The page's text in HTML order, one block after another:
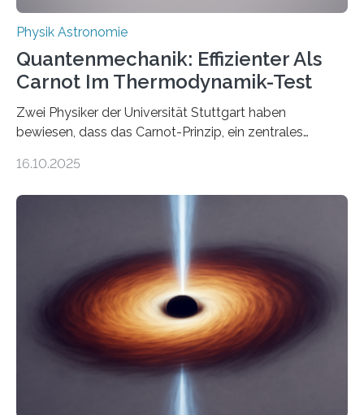
Physik Astronomie
Quantenmechanik: Effizienter Als
Carnot Im Thermodynamik-Test
Zwei Physiker der Universität Stuttgart haben
bewiesen, dass das Carnot-Prinzip, ein zentrales
Größenordnung von Atomen gilt, deren physikalische
Quantenmotoren voranbringen. Das
Wissenschaftsjournal Science Advances veröffentlichte
die Herleitung. (DOI: 10.1126/sciadv.adw8462)
Verbrennungsmotoren oder Dampfturbinen sind
Wärmekraftmaschinen: Sie wandeln thermische
Energie in mechanische Bewegung um – oder anders
ausgedrückt, Wärme in Bewegung. In
quantenmechanischen Experimenten ist es in den…
16.10.2025